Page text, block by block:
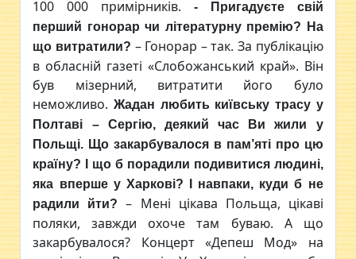
100 000 примірників.
- Пригадуєте свій
перший гонорар чи літературну премію? На
що витратили? – Гонорар – так. За публікацію
в обласній газеті «Слобожанський край». Він
був мізерний, витратити його було
неможливо.Жадан любить київську трасу у
Полтаві
– Сергію, деякий час Ви жили у
Польщі. Що закарбувалося в пам’яті про цю
країну? І що б порадили подивитися людині,
яка вперше у Харкові? І навпаки, куди б не
радили йти?
– Мені цікава Польща, цікаві
поляки, завжди охоче там буваю. А що
закарбувалося? Концерт «Депеш Мод» на